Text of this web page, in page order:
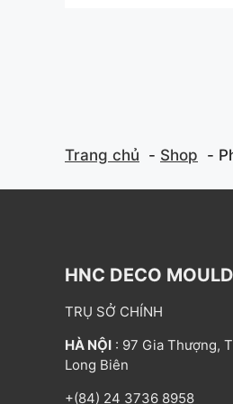
Trang chủ Shop
HNC DECO
TRỤ SỞ CHÍNH
HÀ NỘI : 97 Gia Thượng,
Long Biên
+(84) 24 3736 8958